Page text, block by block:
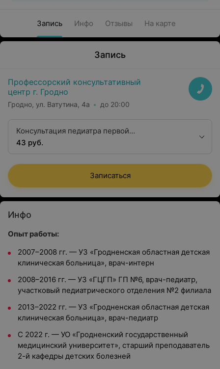
Запись Инфо Отзывы На карте
Запись
Профессорский консультативный
центр г. Гродно
Гродно, ул. Ватутина, 4а до 20:00
Консультация педиатра первой
квалификационной категории
43 руб.
Записаться
Инфо
Опыт работы:
2007–2008 гг. — УЗ «Гродненская областная детская
клиническая больница», врач-интерн
2008–2016 гг. — УЗ «ГЦГП» ГП №6, врач-педиатр,
участковый педиатрического отделения №2 филиала
2013–2022 гг. — УЗ «Гродненская областная детская
клиническая больница», врач-педиатр
С 2022 г. — УО «Гродненский государственный
медицинский университет», старший преподаватель
2-й кафедры детских болезней